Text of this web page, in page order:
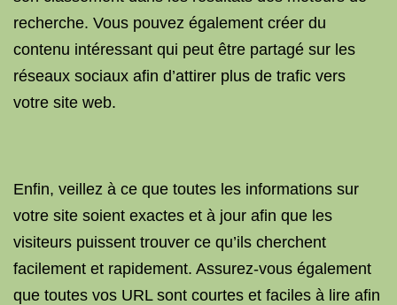
recherche. Vous pouvez également créer du
contenu intéressant qui peut être partagé sur les
réseaux sociaux afin d’attirer plus de trafic vers
votre site web.
Enfin, veillez à ce que toutes les informations sur
votre site soient exactes et à jour afin que les
visiteurs puissent trouver ce qu’ils cherchent
facilement et rapidement. Assurez-vous également
que toutes vos URL sont courtes et faciles à lire afin